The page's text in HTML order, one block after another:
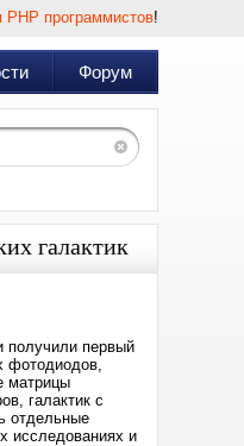
программистов!
Форум
галактик
получили первый
фотодиодов,
матрицы
галактик с
отдельные
исследованиях и